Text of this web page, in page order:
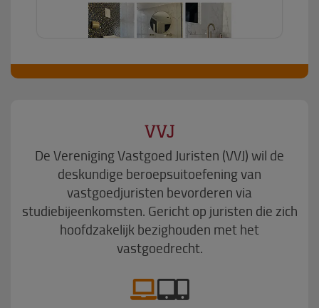
VVJ
De Vereniging Vastgoed Juristen (VVJ) wil de
deskundige beroepsuitoefening van
vastgoedjuristen bevorderen via
studiebijeenkomsten. Gericht op juristen die zich
hoofdzakelijk bezighouden met het
vastgoedrecht.